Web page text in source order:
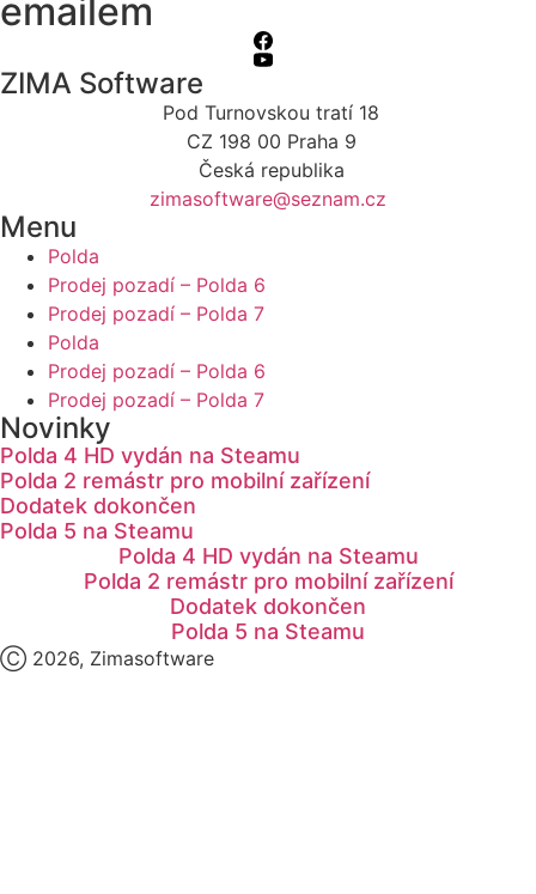
emailem
ZIMA Software
Pod Turnovskou tratí 18
CZ 198 00 Praha 9
Česká republika
zimasoftware@seznam.cz
Menu
Polda
Prodej pozadí – Polda 6
Prodej pozadí – Polda 7
Polda
Prodej pozadí – Polda 6
Prodej pozadí – Polda 7
Novinky
Polda 4 HD vydán na Steamu
Polda 2 remástr pro mobilní zařízení
Dodatek dokončen
Polda 5 na Steamu
Polda 4 HD vydán na Steamu
Polda 2 remástr pro mobilní zařízení
Dodatek dokončen
Polda 5 na Steamu
Ⓒ 2026, Zimasoftware